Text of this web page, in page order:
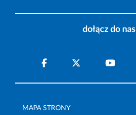
dołącz do nas
MAPA STRONY